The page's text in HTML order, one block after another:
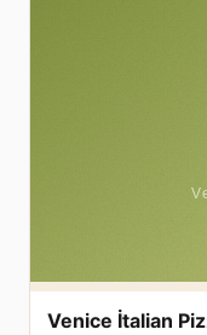
Venice İtalian